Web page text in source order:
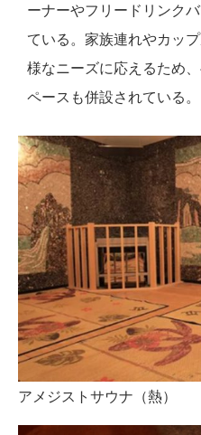
ーナーやフリードリンク
ている。家族連れやカッ
様なニーズに応えるため
ペースも併設されている。
アメジストサウナ（熱）